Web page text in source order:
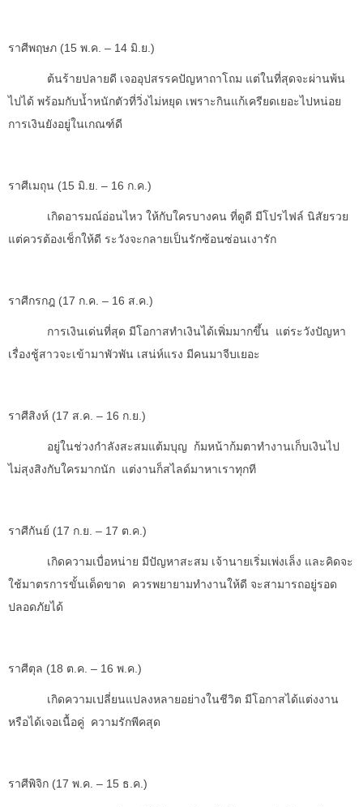
ราศีพฤษภ (15 พ.ค. – 14 มิ.ย.)
ต้นร้ายปลายดี เจออุปสรรคปัญหาถาโถม แต่ในที่สุดจะผ่านพ้น
ไปได้ พร้อมกับน้ำหนักตัวที่วิ่งไม่หยุด เพราะกินแก้เครียดเยอะไปหน่อย
การเงินยังอยู่ในเกณฑ์ดี
ราศีเมถุน (15 มิ.ย. – 16 ก.ค.)
เกิดอารมณ์อ่อนไหว ให้กับใครบางคน ที่ดูดี มีโปรไฟล์ นิสัยรวย
แต่ควรต้องเช็กให้ดี ระวังจะกลายเป็นรักซ้อนซ่อนเงารัก
ราศีกรกฎ (17 ก.ค. – 16 ส.ค.)
การเงินเด่นที่สุด มีโอกาสทำเงินได้เพิ่มมากขึ้น แต่ระวังปัญหา
เรื่องชู้สาวจะเข้ามาพัวพัน เสน่ห์แรง มีคนมาจีบเยอะ
ราศีสิงห์ (17 ส.ค. – 16 ก.ย.)
อยู่ในช่วงกำลังสะสมแต้มบุญ ก้มหน้าก้มตาทำงานเก็บเงินไป
ไม่สุงสิงกับใครมากนัก แต่งานก็สไลด์มาหาเราทุกที
ราศีกันย์ (17 ก.ย. – 17 ต.ค.)
เกิดความเบื่อหน่าย มีปัญหาสะสม เจ้านายเริ่มเพ่งเล็ง และคิดจะ
ใช้มาตรการขั้นเด็ดขาด ควรพยายามทำงานให้ดี จะสามารถอยู่รอด
ปลอดภัยได้
ราศีตุล (18 ต.ค. – 16 พ.ค.)
เกิดความเปลี่ยนแปลงหลายอย่างในชีวิต มีโอกาสได้แต่งงาน
หรือได้เจอเนื้อคู่ ความรักพีคสุด
ราศีพิจิก (17 พ.ค. – 15 ธ.ค.)